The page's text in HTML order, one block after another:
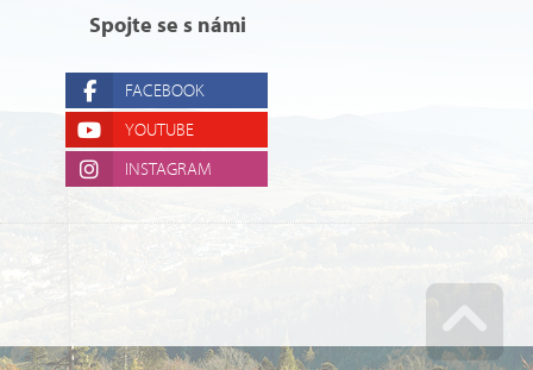
Spojte se s námi
FACEBOOK
YOUTUBE
INSTAGRAM